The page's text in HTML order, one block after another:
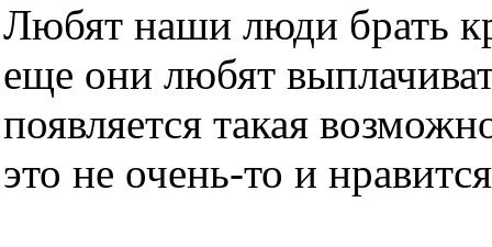
Любят наши люди брать
еще они любят
появляется такая
это не очень-то и